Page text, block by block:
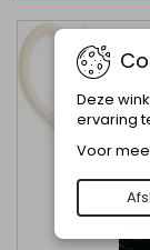
Deze
ervaring
Voor